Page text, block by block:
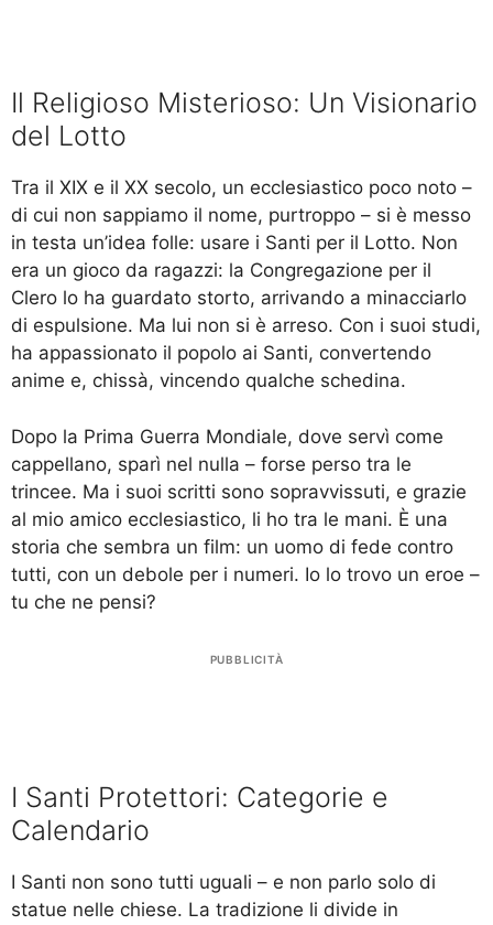
Il Religioso Misterioso: Un Visionario
del Lotto
Tra il XIX e il XX secolo, un ecclesiastico poco noto –
di cui non sappiamo il nome, purtroppo – si è messo
in testa un’idea folle: usare i Santi per il Lotto. Non
era un gioco da ragazzi: la Congregazione per il
Clero lo ha guardato storto, arrivando a minacciarlo
di espulsione. Ma lui non si è arreso. Con i suoi studi,
ha appassionato il popolo ai Santi, convertendo
anime e, chissà, vincendo qualche schedina.
Dopo la Prima Guerra Mondiale, dove servì come
cappellano, sparì nel nulla – forse perso tra le
trincee. Ma i suoi scritti sono sopravvissuti, e grazie
al mio amico ecclesiastico, li ho tra le mani. È una
storia che sembra un film: un uomo di fede contro
tutti, con un debole per i numeri. Io lo trovo un eroe –
tu che ne pensi?
PUBBLICITÀ
I Santi Protettori: Categorie e
Calendario
I Santi non sono tutti uguali – e non parlo solo di
statue nelle chiese. La tradizione li divide in